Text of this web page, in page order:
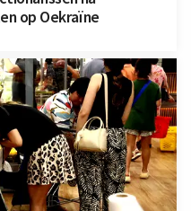
op Oekraïne